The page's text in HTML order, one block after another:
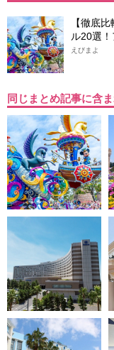
【徹底
ル20選！
えびまよ
同じまとめ記事に含